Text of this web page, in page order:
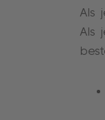
Als
Als